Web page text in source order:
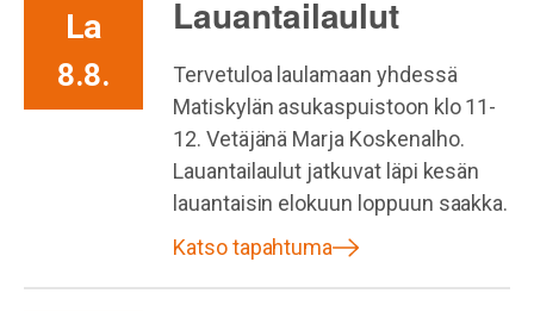
La
8.8.
Lauantailaulut
Tervetuloa laulamaan yhdessä
Matiskylän asukaspuistoon klo 11-
12. Vetäjänä Marja Koskenalho.
Lauantailaulut jatkuvat läpi kesän
lauantaisin elokuun loppuun saakka.
Katso tapahtuma